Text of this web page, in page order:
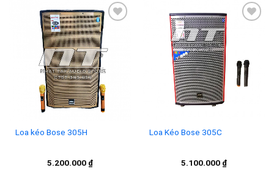
Add to
wishlist
Loa kéo Bose 305H
5.200.000 ₫
wishlist
Loa Kéo Bose 305C
5.100.000 ₫